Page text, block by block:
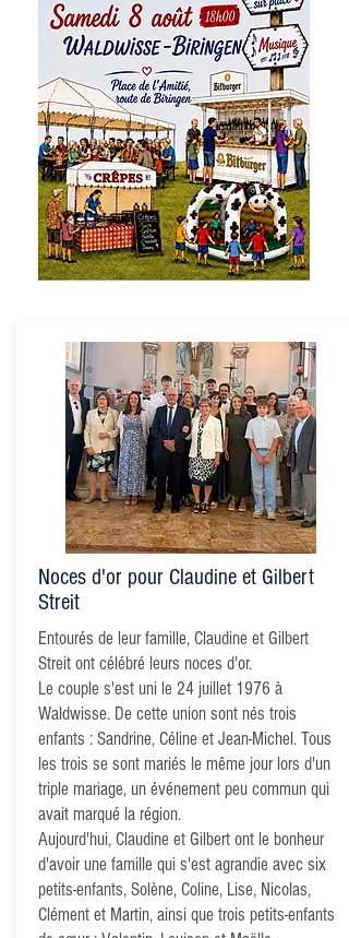
Noces d'or pour Claudine et Gilbert
Streit
Entourés de leur famille, Claudine et Gilbert
Streit ont célébré leurs noces d'or.
Le couple s'est uni le 24 juillet 1976 à
Waldwisse. De cette union sont nés trois
enfants : Sandrine, Céline et Jean-Michel. Tous
les trois se sont mariés le même jour lors d'un
triple mariage, un événement peu commun qui
avait marqué la région.
Aujourd'hui, Claudine et Gilbert ont le bonheur
d'avoir une famille qui s'est agrandie avec six
petits-enfants, Solène, Coline, Lise, Nicolas,
Clément et Martin, ainsi que trois petits-enfants